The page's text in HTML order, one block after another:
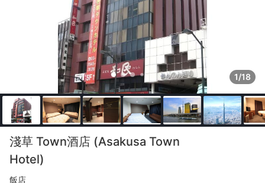
1/18
淺草 Town酒店 (Asakusa Town
Hotel)
飯店